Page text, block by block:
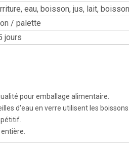
eau, boisson, jus, lait,
/ palette
jours
pour emballage alimentaire.
d'eau en verre utilisent les boissons.